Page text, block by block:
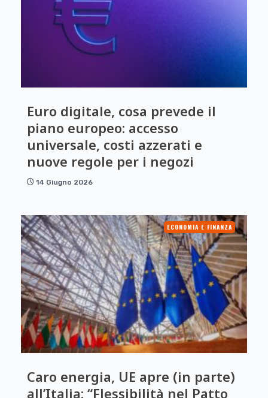
Euro digitale, cosa prevede il
piano europeo: accesso
universale, costi azzerati e
nuove regole per i negozi
14 Giugno 2026
ECONOMIA E FINANZA
Caro energia, UE apre (in parte)
all’Italia: “Flessibilità nel Patto